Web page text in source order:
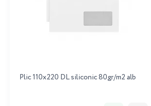
Plic 110x220 DL siliconic 80gr/m2 alb